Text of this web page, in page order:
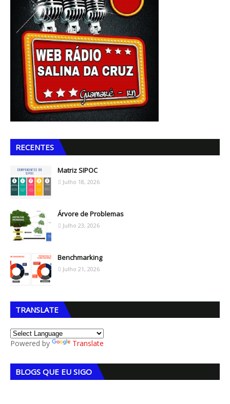
RECENTES
Matriz SIPOC
Julho 18, 2026
Árvore de Problemas
Julho 23, 2026
Benchmarking
Julho 21, 2026
TRANSLATE
Powered by Translate
BLOGS QUE EU SIGO